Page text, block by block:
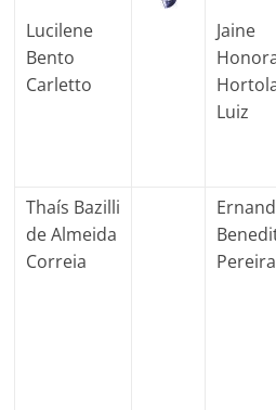
Lucilene
Bento
Carletto
Jaine
Luiz
Thaís Bazilli
de Almeida
Correia
Pereira